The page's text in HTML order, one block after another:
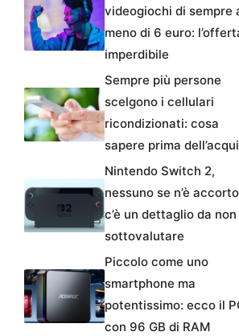
videogiochi di sempre
meno di 6 euro:
imperdibile
Sempre più persone
scelgono i cellulari
ricondizionati: cosa
sapere prima
Nintendo Switch 2,
nessuno se n’è
c’è un dettaglio da non
sottovalutare
Piccolo come uno
smartphone ma
potentissimo: ecco il
con 96 GB di RAM